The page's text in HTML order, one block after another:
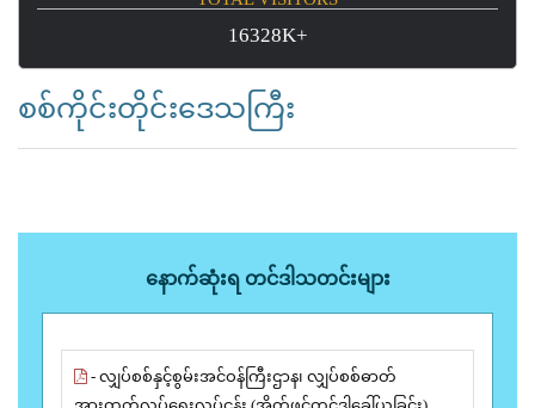
16328K+
စစ်ကိုင်းတိုင်းဒေသကြီး
နောက်ဆုံးရ တင်ဒါသတင်းများ
- လျှပ်စစ်နှင့်စွမ်းအင်ဝန်ကြီးဌာန၊ လျှပ်စစ်ဓာတ်